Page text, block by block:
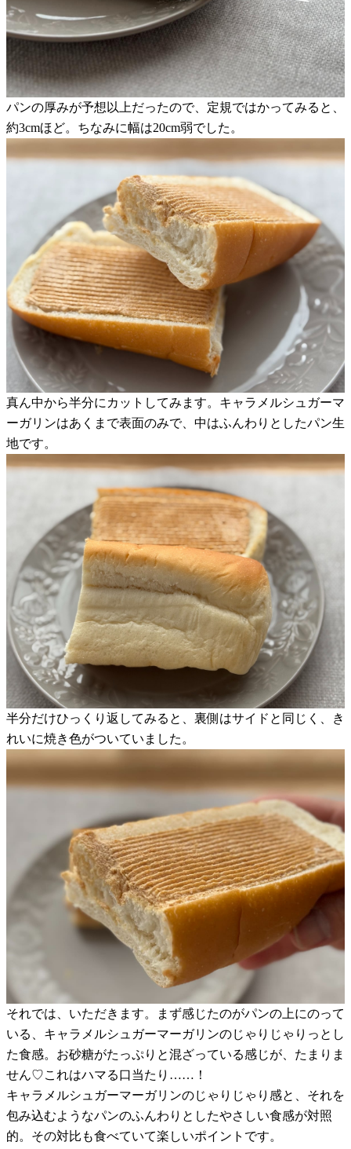
パンの厚みが予想以上だったので、定規ではかってみると、
約3cmほど。ちなみに幅は20cm弱でした。
真ん中から半分にカットしてみます。キャラメルシュガーマ
ーガリンはあくまで表面のみで、中はふんわりとしたパン生
地です。
半分だけひっくり返してみると、裏側はサイドと同じく、き
れいに焼き色がついていました。
それでは、いただきます。まず感じたのがパンの上にのって
いる、キャラメルシュガーマーガリンのじゃりじゃりっとし
た食感。お砂糖がたっぷりと混ざっている感じが、たまりま
せん♡これはハマる口当たり……！
キャラメルシュガーマーガリンのじゃりじゃり感と、それを
包み込むようなパンのふんわりとしたやさしい食感が対照
的。その対比も食べていて楽しいポイントです。